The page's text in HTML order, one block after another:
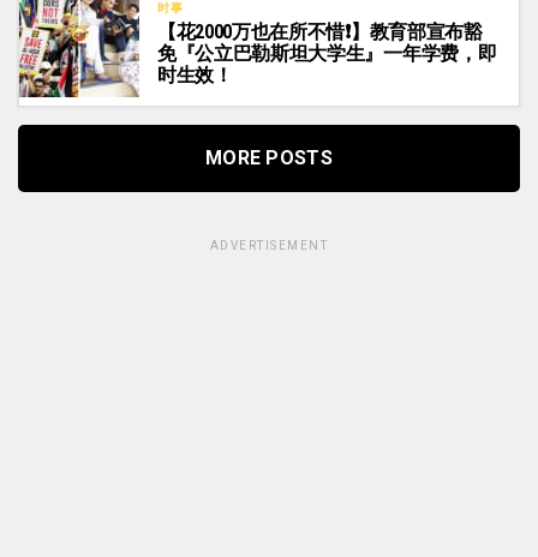
时事
【花2000万也在所不惜❗】教育部宣布豁
免『公立巴勒斯坦大学生』一年学费，即
时生效！
MORE POSTS
ADVERTISEMENT